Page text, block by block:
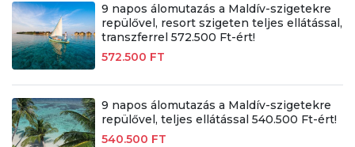
9 napos álomutazás a Maldív-szigetekre
repülővel, resort szigeten teljes ellátással,
transzferrel 572.500 Ft-ért!
572.500 FT
9 napos álomutazás a Maldív-szigetekre
repülővel, teljes ellátással 540.500 Ft-ért!
540.500 FT